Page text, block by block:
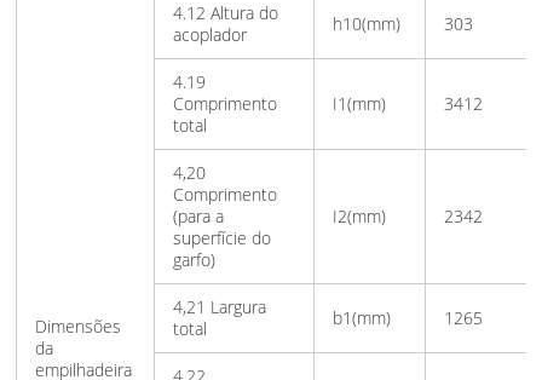
Dimensões
da
empilhadeira
4.12 Altura do
acoplador
h10(mm) 303
4.19
Comprimento
total
I1(mm) 3412
4,20
Comprimento
(para a
superfície do
garfo)
I2(mm) 2342
4,21 Largura
total
b1(mm) 1265